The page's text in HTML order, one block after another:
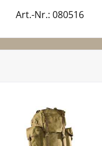
Art.-Nr.: 080516